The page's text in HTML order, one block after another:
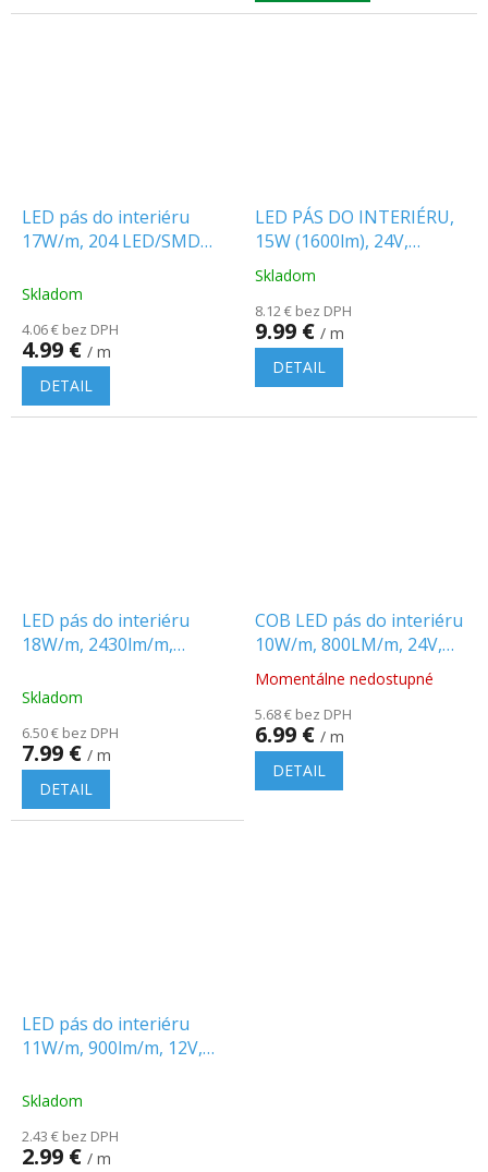
LED pás do interiéru
17W/m, 204 LED/SMD
Skladom
4.06 € bez DPH
4.99 € / m
DETAIL
LED PÁS DO INTERIÉRU,
15W (1600lm), 24V,
Samsung chip
Priemerné
produktu
je
5.0
hviezdičiek.
Skladom
8.12 € bez DPH
9.99 € / m
DETAIL
LED pás do interiéru
18W/m, 2430lm/m,
24V, IP20
Skladom
6.50 € bez DPH
7.99 € / m
DETAIL
COB LED pás do interiéru
10W/m, 800LM/m, 24V,
8mm, IP20
Priemerné
produktu
je
5.0
Momentálne nedostupné
5.68 € bez DPH
6.99 € / m
DETAIL
LED pás do interiéru
11W/m, 900lm/m, 12V,
Skladom
2.43 € bez DPH
2.99 € / m